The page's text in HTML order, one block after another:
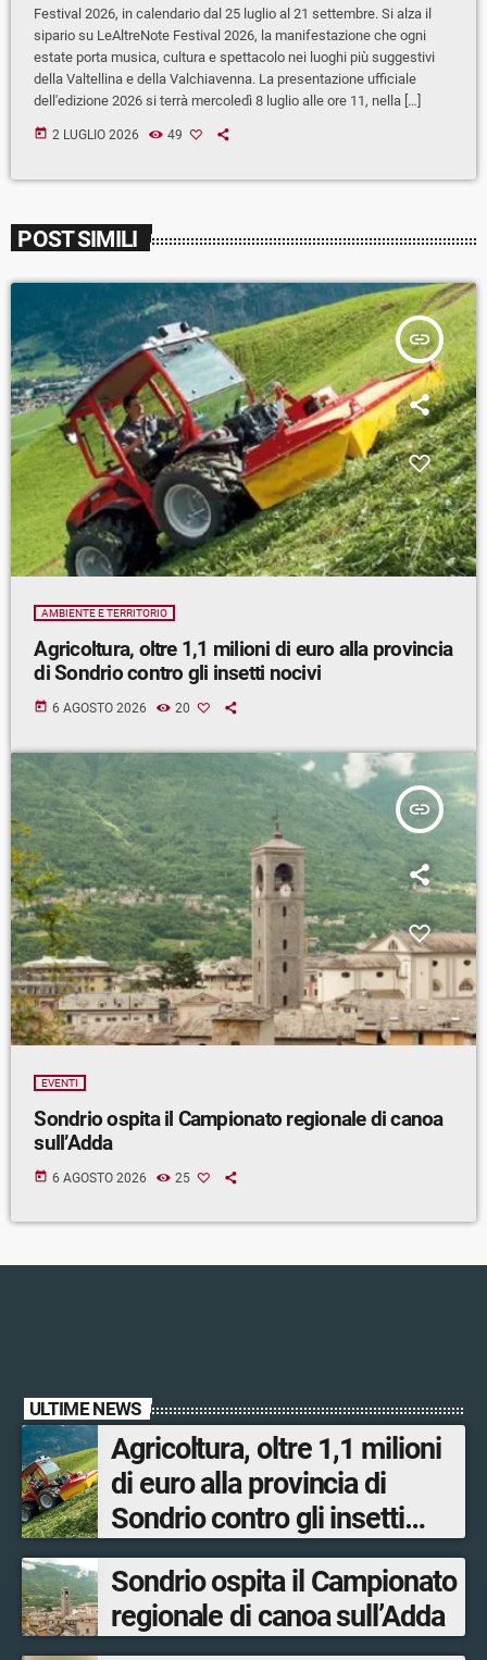
Festival 2026, in calendario dal 25 luglio al 21 settembre. Si alza il
sipario su LeAltreNote Festival 2026, la manifestazione che ogni
estate porta musica, cultura e spettacolo nei luoghi più suggestivi
della Valtellina e della Valchiavenna. La presentazione ufficiale
dell'edizione 2026 si terrà mercoledì 8 luglio alle ore 11, nella […]
today 2 LUGLIO 2026 49
POST SIMILI
insert_link
AMBIENTE E TERRITORIO
Agricoltura, oltre 1,1 milioni di euro alla provincia
di Sondrio contro gli insetti nocivi
today 6 AGOSTO 2026 20
insert_link
EVENTI
Sondrio ospita il Campionato regionale di canoa
sull’Adda
today 6 AGOSTO 2026 25
ULTIME NEWS
Agricoltura, oltre 1,1 milioni
di euro alla provincia di
Sondrio contro gli insetti
nocivi
Sondrio ospita il Campionato
regionale di canoa sull’Adda